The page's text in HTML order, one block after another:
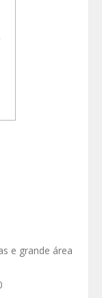
e grande área